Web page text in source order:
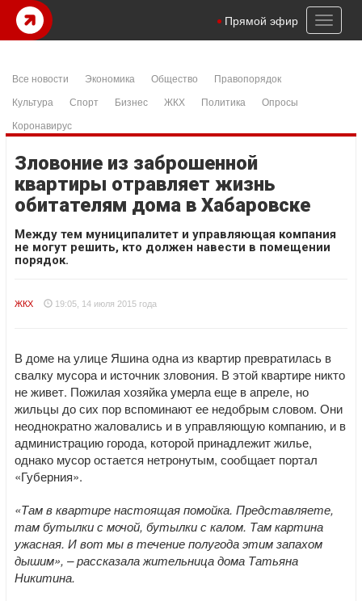
Toggle
Прямой эфир
Все новости Экономика Общество
Правопорядок
Культура
Спорт Бизнес ЖКХ Политика
Опросы
Коронавирус
Зловоние из заброшенной
квартиры отравляет жизнь
обитателям дома в Хабаровске
Между тем муниципалитет и управляющая компания
не могут решить, кто должен навести в помещении
порядок.
ЖКХ 19:05, 14 июля 2015 года
В доме на улице Яшина одна из квартир превратилась в
свалку мусора и источник зловония. В этой квартире никто
не живет. Пожилая хозяйка умерла еще в апреле, но
жильцы до сих пор вспоминают ее недобрым словом. Они
неоднократно жаловались и в управляющую компанию, и в
администрацию города, которой принадлежит жилье,
однако мусор остается нетронутым, сообщает портал
«Губерния».
«Там в квартире настоящая помойка. Представляете,
там бутылки с мочой, бутылки с калом. Там картина
ужасная. И вот мы в течение полугода этим запахом
дышим», – рассказала жительница дома Татьяна
Никитина.